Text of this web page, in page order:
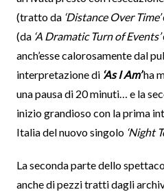
(tratto da ‘Distance Over Time’
(da ‘A Dramatic Turn of Events’
anch’esse calorosamente dal
interpretazione di ‘As I Am’ha
una pausa di 20 minuti… e la
inizio grandioso con la prima
Italia del nuovo singolo ‘Night
La seconda parte dello
anche di pezzi tratti dagli